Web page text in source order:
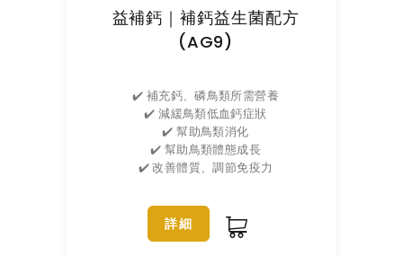
益補鈣｜補鈣益生菌配方
(AG9)
✔️ 補充鈣、磷鳥類所需營養
✔️ 減緩鳥類低血鈣症狀
✔️ 幫助鳥類消化
✔️ 幫助鳥類體態成長
✔️ 改善體質、調節免疫力
詳細